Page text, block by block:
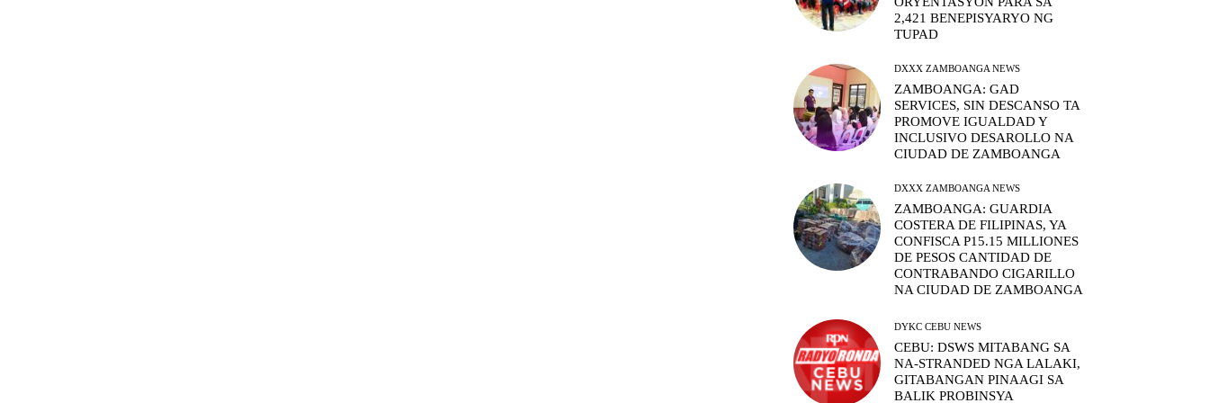
2,421 BENEPISYARYO NG
TUPAD
DXXX ZAMBOANGA NEWS
ZAMBOANGA: GAD
SERVICES, SIN DESCANSO TA
PROMOVE IGUALDAD Y
INCLUSIVO DESAROLLO NA
CIUDAD DE ZAMBOANGA
DXXX ZAMBOANGA NEWS
ZAMBOANGA: GUARDIA
COSTERA DE FILIPINAS, YA
CONFISCA P15.15 MILLIONES
DE PESOS CANTIDAD DE
CONTRABANDO CIGARILLO
NA CIUDAD DE ZAMBOANGA
DYKC CEBU NEWS
CEBU: DSWS MITABANG SA
NA-STRANDED NGA LALAKI,
GITABANGAN PINAAGI SA
BALIK PROBINSYA